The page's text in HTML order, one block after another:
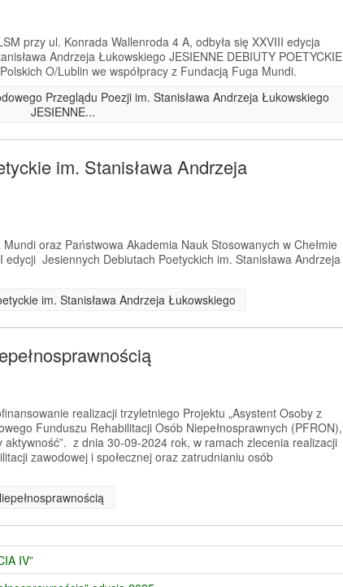
przy ul. Konrada Wallenroda 4 A, odbyła się XXVIII edycja
Andrzeja Łukowskiego JESIENNE DEBIUTY POETYCKIE
O/Lublin we współpracy z Fundacją Fuga Mundi.
Przeglądu Poezji im. Stanisława Andrzeja Łukowskiego
JESIENNE...
im. Stanisława Andrzeja
oraz Państwowa Akademia Nauk Stosowanych w Chełmie
Jesiennych Debiutach Poetyckich im. Stanisława Andrzeja
im. Stanisława Andrzeja Łukowskiego
realizacji trzyletniego Projektu „Asystent Osoby z
Funduszu Rehabilitacji Osób Niepełnosprawnych (PFRON),
z dnia 30-09-2024 rok, w ramach zlecenia realizacji
zawodowej i społecznej oraz zatrudnianiu osób
IV”